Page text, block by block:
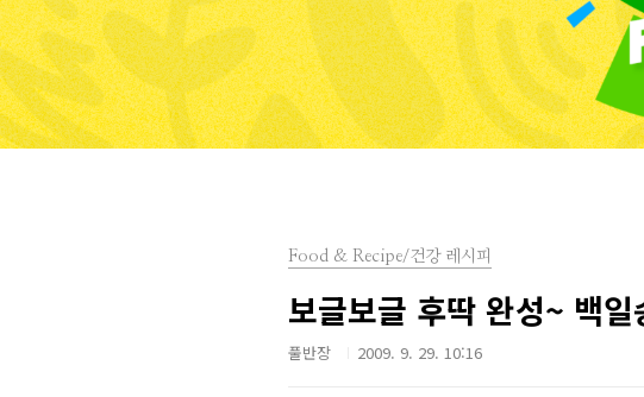
Food & Recipe/건강 레시피
보글보글 후딱 완성~ 백
풀반장 2009. 9. 29. 10:16